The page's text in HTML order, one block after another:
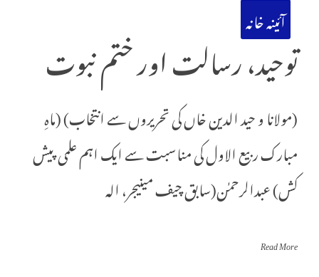
آئینہ خانہ
توحید، رسالت اور ختم نبوت
(مولانا و حید الدین خاں کی تحریروں سے انتخاب) (ماہِ
مبارک ربیع الاول کی مناسبت سے ایک اہم علمی پیش
کش) عبدالرحمٰن(سابق چیف مینیجر، الہ
Read More